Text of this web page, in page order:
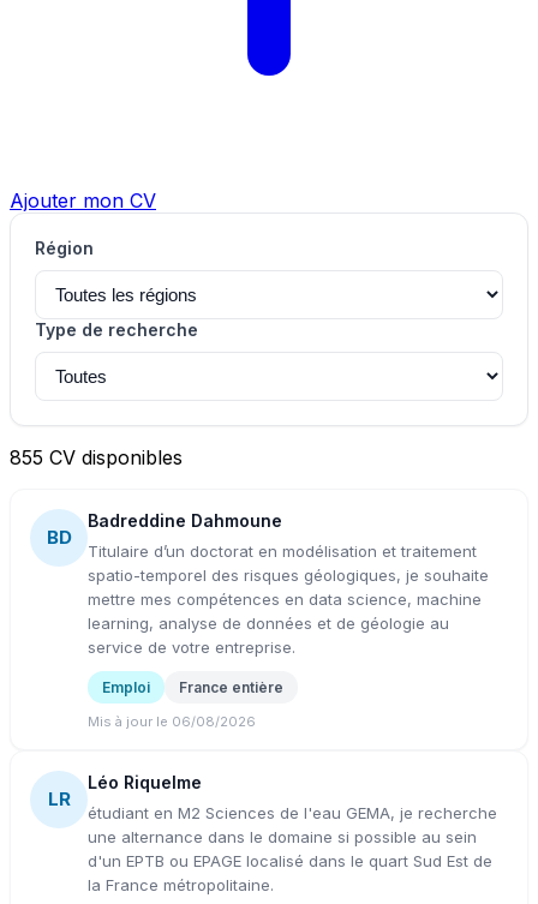
Ajouter mon CV
Région
Type de recherche
855 CV disponibles
BD
Badreddine Dahmoune
Titulaire d’un doctorat en modélisation et traitement
spatio-temporel des risques géologiques, je souhaite
mettre mes compétences en data science, machine
learning, analyse de données et de géologie au
service de votre entreprise.
Emploi France entière
Mis à jour le 06/08/2026
LR
Léo Riquelme
étudiant en M2 Sciences de l'eau GEMA, je recherche
une alternance dans le domaine si possible au sein
d'un EPTB ou EPAGE localisé dans le quart Sud Est de
la France métropolitaine.